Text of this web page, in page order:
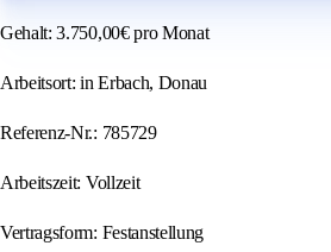
Gehalt: 3.750,00€ pro Monat
Arbeitsort: in Erbach, Donau
Referenz-Nr.: 785729
Arbeitszeit: Vollzeit
Vertragsform: Festanstellung